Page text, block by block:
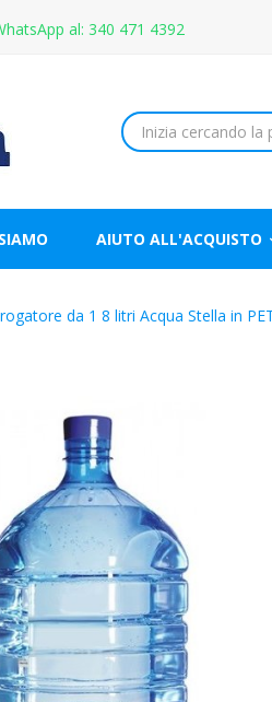
al: 340 471 4392
AIUTO ALL'ACQUISTO
da 1 8 litri Acqua Stella in